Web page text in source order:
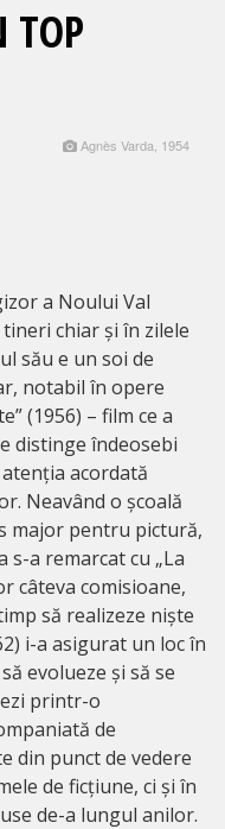
TOP
Agnès Varda, 1954
a Noului Val
chiar și în zilele
său e un soi de
notabil în opere
(1956) – film ce a
distinge îndeosebi
acordată
Neavând o școală
major pentru pictură,
a remarcat cu „La
câteva comisioane,
să realizeze niște
i-a asigurat un loc în
evolueze și să se
printr-o
de
din punct de vedere
de ficțiune, ci și în
de-a lungul anilor.